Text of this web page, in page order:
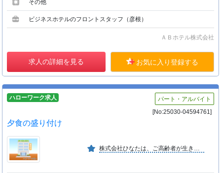
その他
ビジネスホテルのフロントスタッフ（彦根）
ＡＢホテル株式会社
求人の詳細を見る お気に入り登録する
ハローワーク求人
パート・アルバイト
[No:25030-04594761]
夕食の盛り付け
株式会社ひなたは、ご高齢者が生きる喜びを感じる暮らしを実現するために、個人の尊重や自己決定を柱に、お一人お一人の有する能カに応じた自立した生活を営むことが出来るように支援致します。